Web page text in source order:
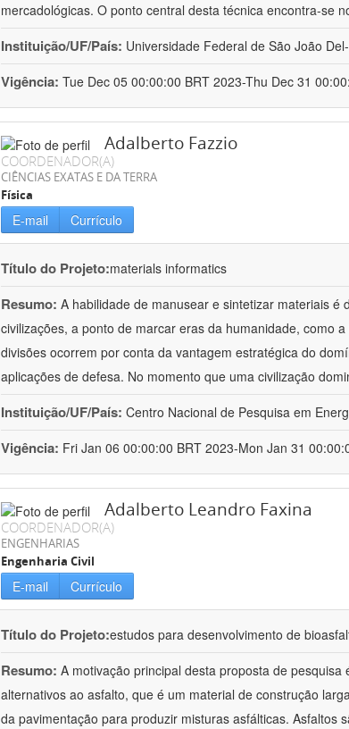
mercadológicas. O ponto central desta técnica encontra-se
Instituição/UF/País: Universidade Federal de São João
Vigência: Tue Dec 05 00:00:00 BRT 2023-Thu Dec 31
Adalberto Fazzio
COORDENADOR(A)
CIÊNCIAS EXATAS E DA TERRA
Física
E-mail Currículo
Título do Projeto:materials informatics
Resumo: A habilidade de manusear e sintetizar materiais
civilizações, a ponto de marcar eras da humanidade, como
divisões ocorrem por conta da vantagem estratégica do
aplicações de defesa. No momento que uma civilização
Instituição/UF/País: Centro Nacional de Pesquisa em
Vigência: Fri Jan 06 00:00:00 BRT 2023-Mon Jan 31
Adalberto Leandro Faxina
COORDENADOR(A)
ENGENHARIAS
Engenharia Civil
E-mail Currículo
Título do Projeto:estudos para desenvolvimento de
Resumo: A motivação principal desta proposta de
alternativos ao asfalto, que é um material de construção
da pavimentação para produzir misturas asfálticas. Asfaltos